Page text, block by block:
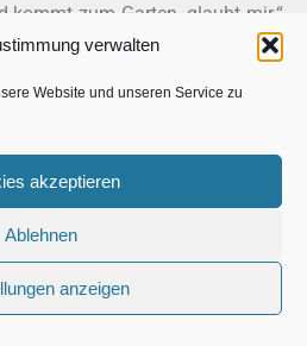
verwalten
Website und unseren Service zu
akzeptieren
Ablehnen
anzeigen
kommt zum Garten, glaubt mir.“
sie an und küsste sie. Dann ging
folgenden Tag weitaus besser
Er war guter Dinge, denn er
den Eindruck, Fürst Arano wäre
ihnen zu helfen. Vielleicht
Fürsten von ihrem Vorhaben